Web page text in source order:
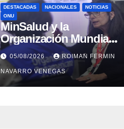
DESTACADAS NACIONALES
NOTICIAS
ONU
MinSalud y la
Organización Mundial
de la Salud evaluaron
propuesta técnica
integral en materia de
agua saneamiento e
05/08/2026 ROIMAN FERMIN
NAVARRO VENEGAS